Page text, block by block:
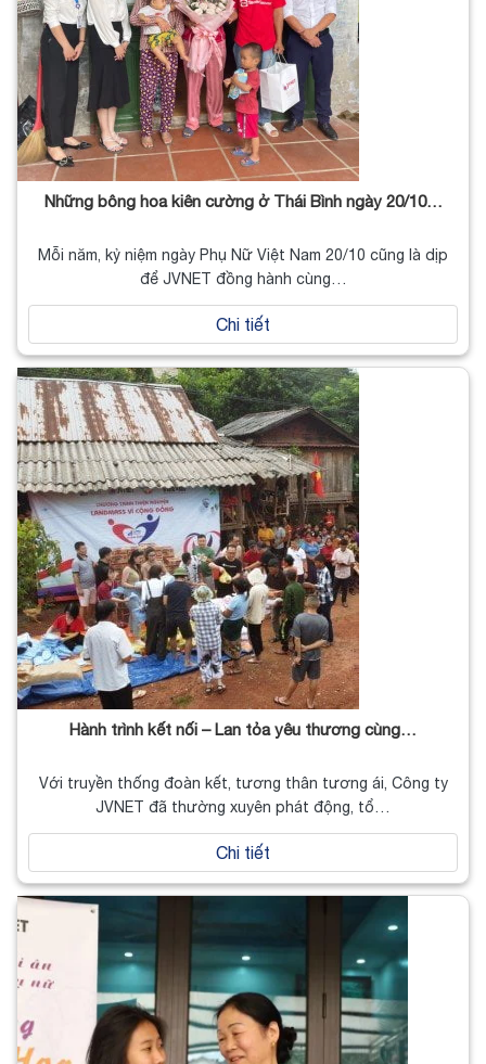
Những bông hoa kiên cường ở Thái Bình ngày 20/10…
Mỗi năm, kỷ niệm ngày Phụ Nữ Việt Nam 20/10 cũng là dịp
để JVNET đồng hành cùng…
Chi tiết
Hành trình kết nối – Lan tỏa yêu thương cùng…
Với truyền thống đoàn kết, tương thân tương ái, Công ty
JVNET đã thường xuyên phát động, tổ…
Chi tiết